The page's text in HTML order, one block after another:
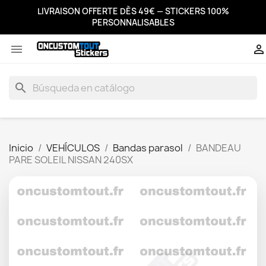
LIVRAISON OFFERTE DÈS 49€ — STICKERS 100%
PERSONNALISABLES
 
search
Inicio VEHÍCULOS Bandas parasol
BANDEAU
PARE SOLEIL NISSAN 240SX